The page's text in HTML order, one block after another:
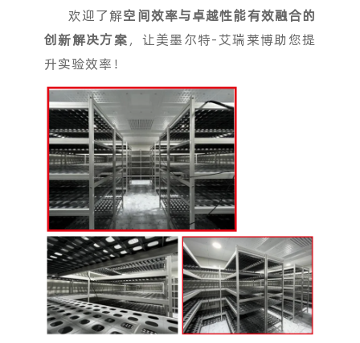
欢迎了解空间效率与卓越性能有效融合的
创新解决方案，让美墨尔特-艾瑞莱博助您提
升实验效率！